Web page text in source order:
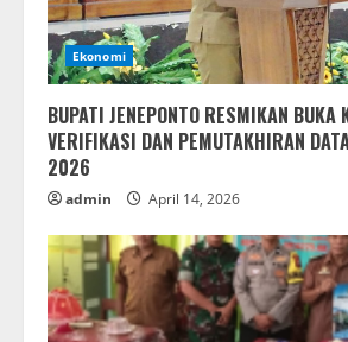
Ekonomi
BUPATI JENEPONTO RESMIKAN BUKA
VERIFIKASI DAN PEMUTAKHIRAN
2026
admin April 14, 2026